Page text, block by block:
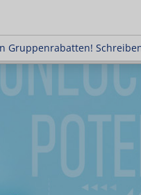
Gruppenrabatten!
Gruppenrabatten!